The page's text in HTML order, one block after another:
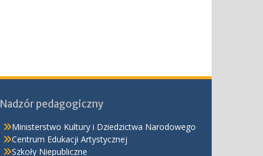
Nadzór pedagogiczny
Ministerstwo Kultury i Dziedzictwa Narodowego
Centrum Edukacji Artystycznej
Szkoły Niepubliczne